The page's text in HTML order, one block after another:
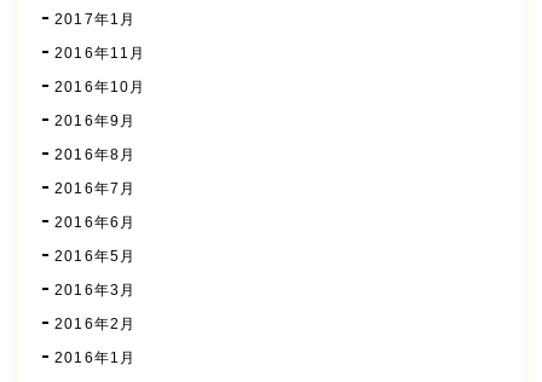
2017年1月
2016年11月
2016年10月
2016年9月
2016年8月
2016年7月
2016年6月
2016年5月
2016年3月
2016年2月
2016年1月